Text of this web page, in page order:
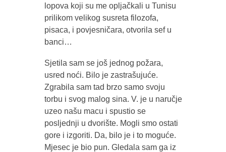
lopova koji su me opljačkali u Tunisu
prilikom velikog susreta filozofa,
pisaca, i povjesničara, otvorila sef u
banci…
Sjetila sam se još jednog požara,
usred noći. Bilo je zastrašujuće.
Zgrabila sam tad brzo samo svoju
torbu i svog malog sina. V. je u naručje
uzeo našu macu i spustio se
posljednji u dvorište. Mogli smo ostati
gore i izgoriti. Da, bilo je i to moguće.
Mjesec je bio pun. Gledala sam ga iz